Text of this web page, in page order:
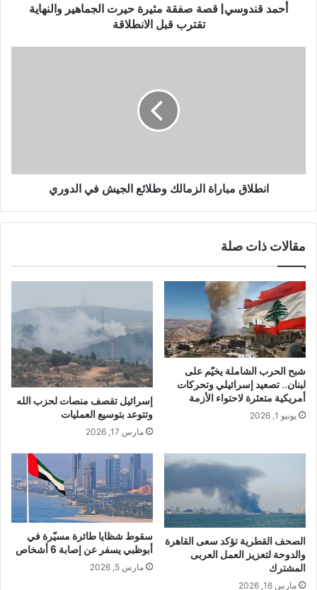
أحمد قندوسي| قصة صفقة مثيرة حيرت الجماهير والنهاية
تقترب قبل الانطلاقة
انطلاق مباراة الزمالك وطلائع الجيش في الدوري
مقالات ذات صلة
شبح الحرب الشاملة يخيّم على
لبنان.. تصعيد إسرائيلي وتحركات
أمريكية متعثرة لاحتواء الأزمة
يونيو 1, 2026
إسرائيل تقصف منصات لحزب الله
وتتوعد بتوسيع العمليات
مارس 17, 2026
الصحف القطرية تؤكد سعى القاهرة
والدوحة لتعزيز العمل العربى
المشترك
مارس 16, 2026
سقوط شظايا طائرة مسيّرة في
أبوظبي يسفر عن إصابة 6 أشخاص
مارس 5, 2026